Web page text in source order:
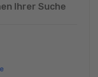
Ihrer Suche